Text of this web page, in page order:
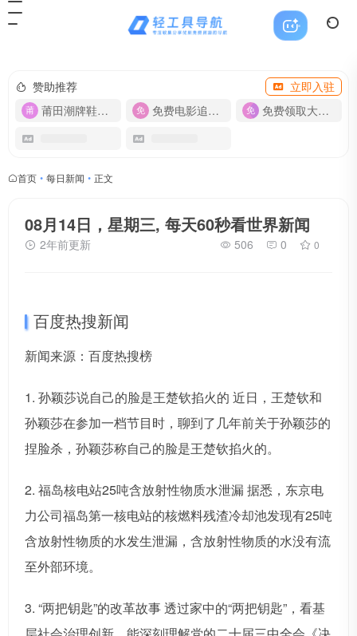
赞助推荐
立即入驻
莆田潮牌鞋服-货源
免费电影追剧APP 免费领取大流量卡【500G】
首页 • 每日新闻 • 正文
08月14日，星期三, 每天60秒看世界新闻
2年前更新 506 0 0
百度热搜新闻
新闻来源：百度热搜榜
1. 孙颖莎说自己的脸是王楚钦掐火的 近日，王楚钦和
孙颖莎在参加一档节目时，聊到了几年前关于孙颖莎的
捏脸杀，孙颖莎称自己的脸是王楚钦掐火的。
2. 福岛核电站25吨含放射性物质水泄漏 据悉，东京电
力公司福岛第一核电站的核燃料残渣冷却池发现有25吨
含放射性物质的水发生泄漏，含放射性物质的水没有流
至外部环境。
3. “两把钥匙”的改革故事 透过家中的“两把钥匙”，看基